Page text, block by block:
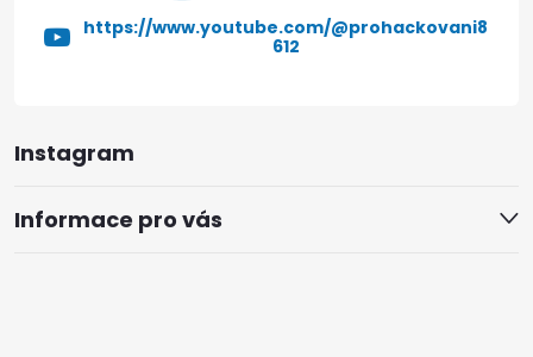
Instagram
Informace pro vás
https://www.youtube.com/@prohackovani8
612